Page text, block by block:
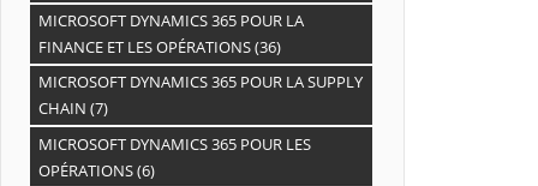
MICROSOFT DYNAMICS 365 POUR LA
FINANCE ET LES OPÉRATIONS(36)
MICROSOFT DYNAMICS 365 POUR LA SUPPLY
CHAIN (7)
MICROSOFT DYNAMICS 365 POUR LES
OPÉRATIONS(6)